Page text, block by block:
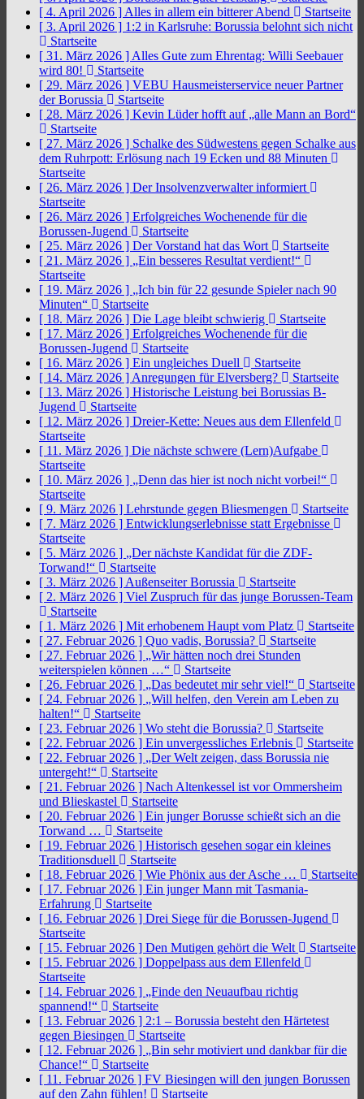
[ 4. April 2026 ] Alles in allem ein bitterer Abend
Startseite
[ 3. April 2026 ] 1:2 in Karlsruhe: Borussia belohnt sich nicht
Startseite
[ 31. März 2026 ] Alles Gute zum Ehrentag: Willi Seebauer
wird 80!
Startseite
[ 29. März 2026 ] VEBU Hausmeisterservice neuer Partner
der Borussia
Startseite
[ 28. März 2026 ] Kevin Lüder hofft auf „alle Mann an Bord“
Startseite
[ 27. März 2026 ] Schalke des Südwestens gegen Schalke aus
dem Ruhrpott: Erlösung nach 19 Ecken und 88 Minuten
Startseite
[ 26. März 2026 ] Der Insolvenzverwalter informiert
Startseite
[ 26. März 2026 ] Erfolgreiches Wochenende für die
Borussen-Jugend
Startseite
[ 25. März 2026 ] Der Vorstand hat das Wort
Startseite
[ 21. März 2026 ] „Ein besseres Resultat verdient!“
Startseite
[ 19. März 2026 ] „Ich bin für 22 gesunde Spieler nach 90
Minuten“
Startseite
[ 18. März 2026 ] Die Lage bleibt schwierig
Startseite
[ 17. März 2026 ] Erfolgreiches Wochenende für die
Borussen-Jugend
Startseite
[ 16. März 2026 ] Ein ungleiches Duell
Startseite
[ 14. März 2026 ] Anregungen für Elversberg?
Startseite
[ 13. März 2026 ] Historische Leistung bei Borussias B-
Jugend
Startseite
[ 12. März 2026 ] Dreier-Kette: Neues aus dem Ellenfeld
Startseite
[ 11. März 2026 ] Die nächste schwere (Lern)Aufgabe
Startseite
[ 10. März 2026 ] „Denn das hier ist noch nicht vorbei!“
Startseite
[ 9. März 2026 ] Lehrstunde gegen Bliesmengen
Startseite
[ 7. März 2026 ] Entwicklungserlebnisse statt Ergebnisse
Startseite
[ 5. März 2026 ] „Der nächste Kandidat für die ZDF-
Torwand!“
Startseite
[ 3. März 2026 ] Außenseiter Borussia
Startseite
[ 2. März 2026 ] Viel Zuspruch für das junge Borussen-Team
Startseite
[ 1. März 2026 ] Mit erhobenem Haupt vom Platz
Startseite
[ 27. Februar 2026 ] Quo vadis, Borussia?
Startseite
[ 27. Februar 2026 ] „Wir hätten noch drei Stunden
weiterspielen können …“
Startseite
[ 26. Februar 2026 ] „Das bedeutet mir sehr viel!“
Startseite
[ 24. Februar 2026 ] „Will helfen, den Verein am Leben zu
halten!“
Startseite
[ 23. Februar 2026 ] Wo steht die Borussia?
Startseite
[ 22. Februar 2026 ] Ein unvergessliches Erlebnis
Startseite
[ 22. Februar 2026 ] „Der Welt zeigen, dass Borussia nie
untergeht!“
Startseite
[ 21. Februar 2026 ] Nach Altenkessel ist vor Ommersheim
und Blieskastel
Startseite
[ 20. Februar 2026 ] Ein junger Borusse schießt sich an die
Torwand …
Startseite
[ 19. Februar 2026 ] Historisch gesehen sogar ein kleines
Traditionsduell
Startseite
[ 18. Februar 2026 ] Wie Phönix aus der Asche …
Startseite
[ 17. Februar 2026 ] Ein junger Mann mit Tasmania-
Erfahrung
Startseite
[ 16. Februar 2026 ] Drei Siege für die Borussen-Jugend
Startseite
[ 15. Februar 2026 ] Den Mutigen gehört die Welt
Startseite
[ 15. Februar 2026 ] Doppelpass aus dem Ellenfeld
Startseite
[ 14. Februar 2026 ] „Finde den Neuaufbau richtig
spannend!“
Startseite
[ 13. Februar 2026 ] 2:1 – Borussia besteht den Härtetest
gegen Biesingen
Startseite
[ 12. Februar 2026 ] „Bin sehr motiviert und dankbar für die
Chance!“
Startseite
[ 11. Februar 2026 ] FV Biesingen will den jungen Borussen
auf den Zahn fühlen!
Startseite